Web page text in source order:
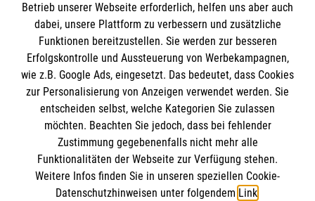
Informationen
Impressum
Datenschutz
Barrierefreiheit
Kontakt
Die Malteser
Malteser in Deutschland
Malteserorden
Sharepoint
Spendenkonto
Betrieb unserer Webseite erforderlich, helfen uns aber auch
dabei, unsere Plattform zu verbessern und zusätzliche
Funktionen bereitzustellen. Sie werden zur besseren
Erfolgskontrolle und Aussteuerung von Werbekampagnen,
wie z.B. Google Ads, eingesetzt. Das bedeutet, dass Cookies
zur Personalisierung von Anzeigen verwendet werden. Sie
entscheiden selbst, welche Kategorien Sie zulassen
möchten. Beachten Sie jedoch, dass bei fehlender
Zustimmung gegebenenfalls nicht mehr alle
Funktionalitäten der Webseite zur Verfügung stehen.
Weitere Infos finden Sie in unseren speziellen Cookie-
Datenschutzhinweisen unter folgendem Link.